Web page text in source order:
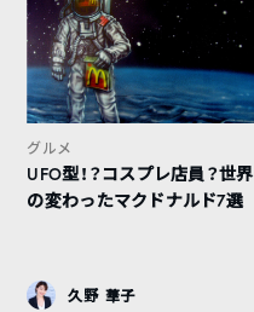
グルメ
UFO型！？コスプレ店員？世界
の変わったマクドナルド7選
久野 華子